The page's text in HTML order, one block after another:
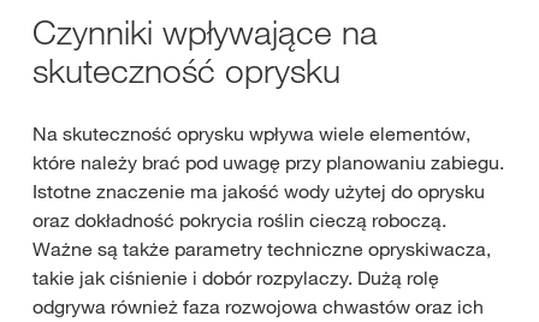
Czynniki wpływające na
skuteczność oprysku
Na skuteczność oprysku wpływa wiele elementów,
które należy brać pod uwagę przy planowaniu zabiegu.
Istotne znaczenie ma jakość wody użytej do oprysku
oraz dokładność pokrycia roślin cieczą roboczą.
Ważne są także parametry techniczne opryskiwacza,
takie jak ciśnienie i dobór rozpylaczy. Dużą rolę
odgrywa również faza rozwojowa chwastów oraz ich